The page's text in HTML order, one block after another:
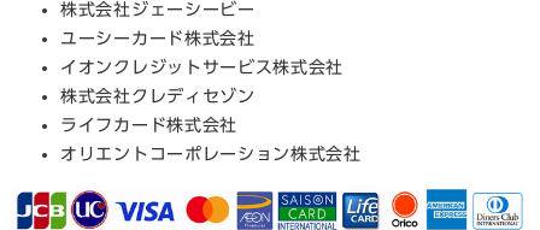
株式会社ジェーシービー
ユーシーカード株式会社
イオンクレジットサービス株式会社
株式会社クレディセゾン
ライフカード株式会社
オリエントコーポレーション株式会社